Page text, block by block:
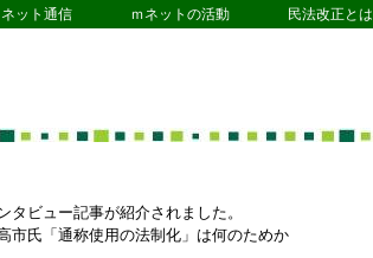
ット通信
ォメーション
ｍネットの活動
集会アピール
ジェンダー
民法改正とは
タビュー記事が紹介されました。
市氏「通称使用の法制化」は何のためか